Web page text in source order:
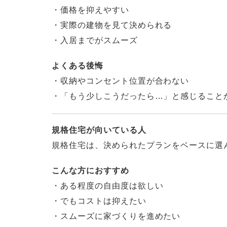
・価格を抑えやすい
・実際の建物を見て決められる
・入居までがスムーズ
よくある後悔
・収納やコンセント位置が合わない
・「もう少しこうだったら…」と感じること
規格住宅が向いている人
規格住宅は、決められたプランをベースに選
こんな方におすすめ
・ある程度の自由度は欲しい
・でもコストは抑えたい
・スムーズに家づくりを進めたい